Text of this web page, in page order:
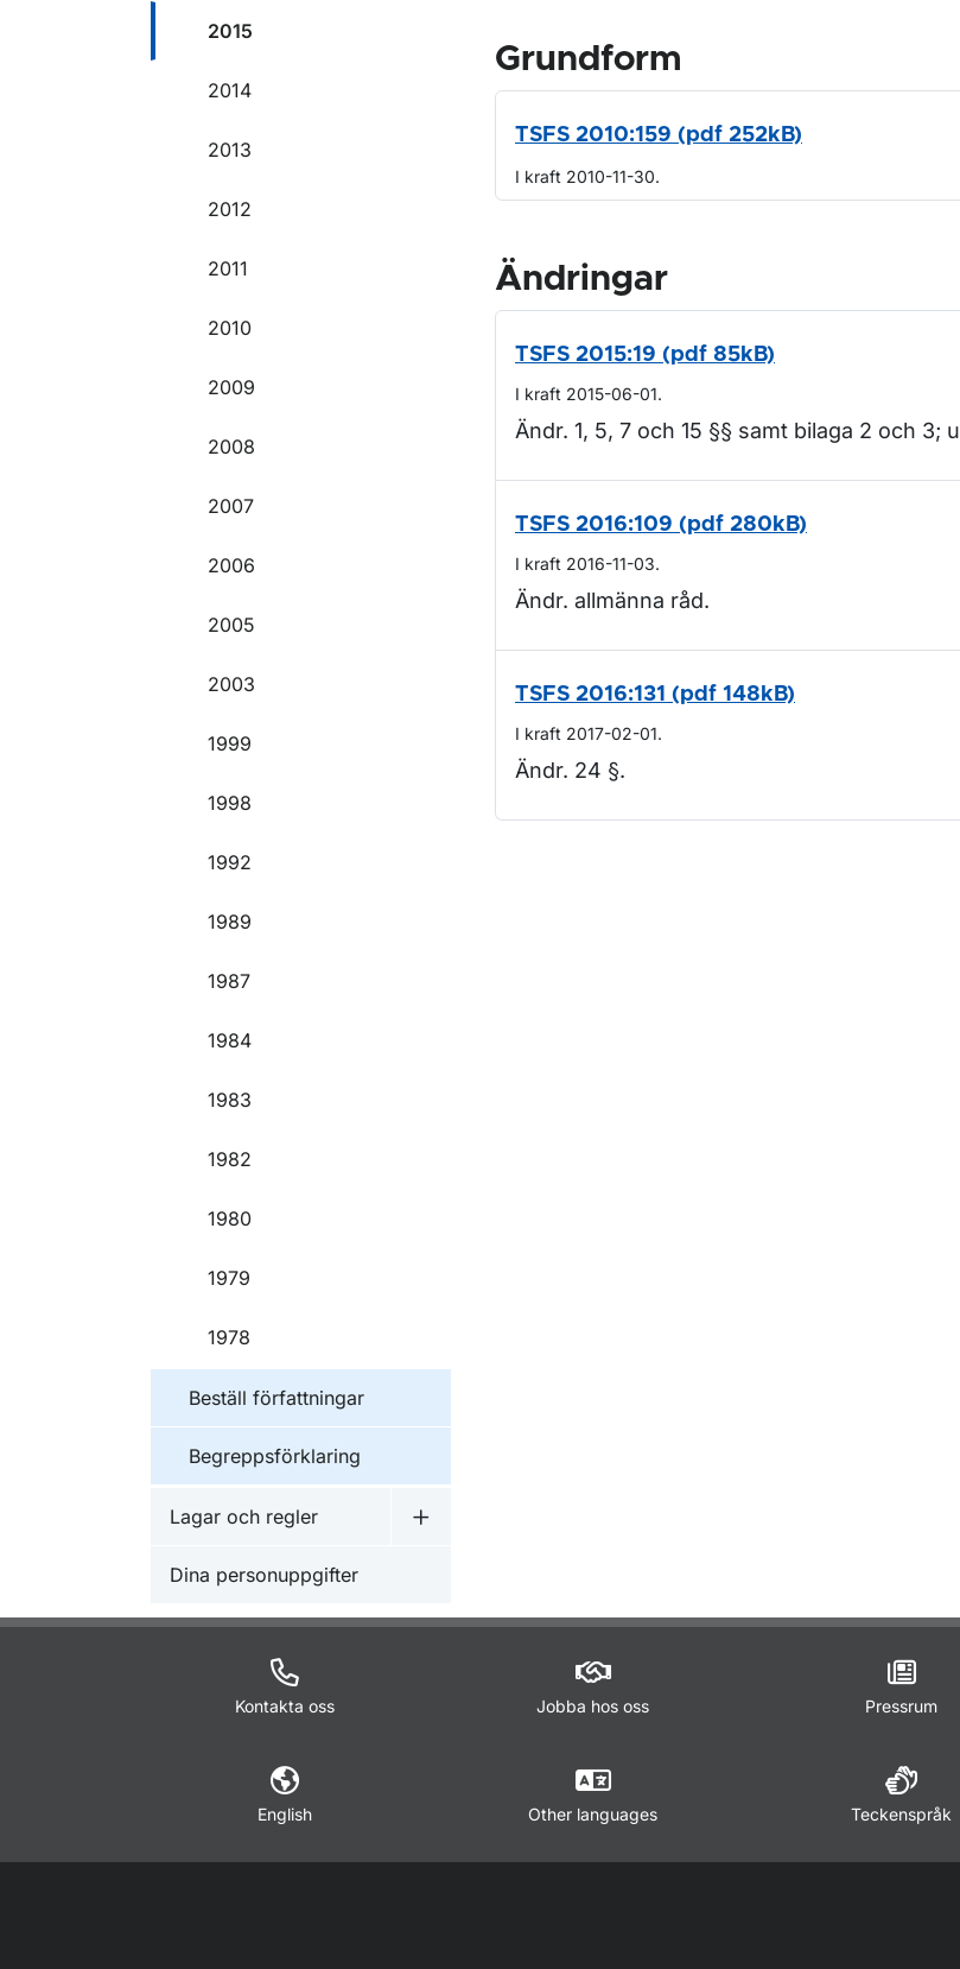
2015
2014
2013
2012
2011
2010
2009
2008
2007
2006
2005
2003
1999
1998
1992
1989
1987
1984
1983
1982
1980
1979
1978
Beställ författningar
Begreppsförklaring
Lagar och regler
Undermeny för Lagar och regler
Dina personuppgifter
Grundform
TSFS 2010:159 (pdf 252kB)
I kraft 2010-11-30.
Ändringar
TSFS 2015:19 (pdf 85kB)
I kraft 2015-06-01.
Ändr. 1, 5, 7 och 15 §§ samt bilaga 2 och 3;
TSFS 2016:109 (pdf 280kB)
I kraft 2016-11-03.
Ändr. allmänna råd.
TSFS 2016:131 (pdf 148kB)
I kraft 2017-02-01.
Ändr. 24 §.
Kontakta oss Jobba hos oss Pressrum
English Other languages Teckenspråk